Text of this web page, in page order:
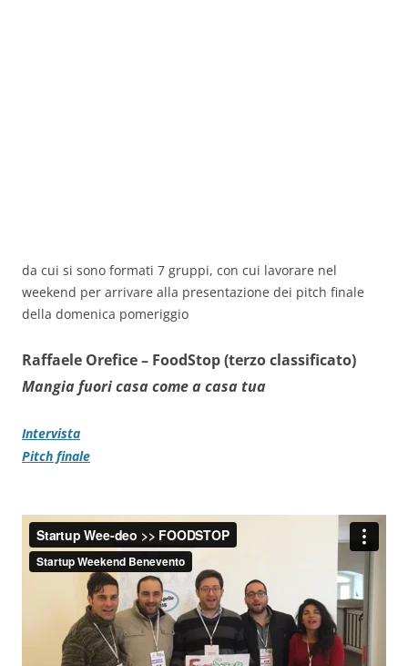
da cui si sono formati 7 gruppi, con cui lavorare nel
weekend per arrivare alla presentazione dei pitch finale
della domenica pomeriggio
Raffaele Orefice – FoodStop (terzo classificato)
Mangia fuori casa come a casa tua
Intervista
Pitch finale